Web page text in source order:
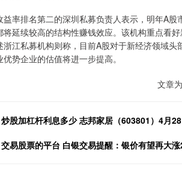
益率排名第二的深圳私募负责人表示，明年A
将延续较高的结构性赚钱效应。该机构重点看
江私募机构则称，目前A股对于新经济领域头
势企业的估值将进一步提高。
文章
炒股加杠杆利息多少 志邦家居（603801）4月
交易股票的平台 白银交易提醒：银价有望再大